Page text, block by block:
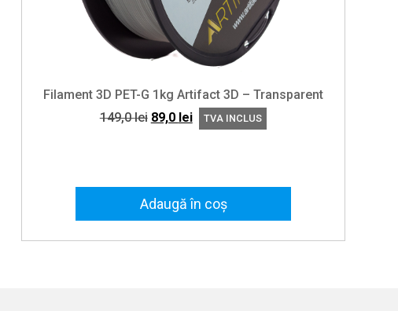
Filament 3D PET-G 1kg Artifact 3D – Transparent
149,0lei Prețul
149,0 lei.
89,0 leiPrețul
TVA INCLUS
Adaugă în coș